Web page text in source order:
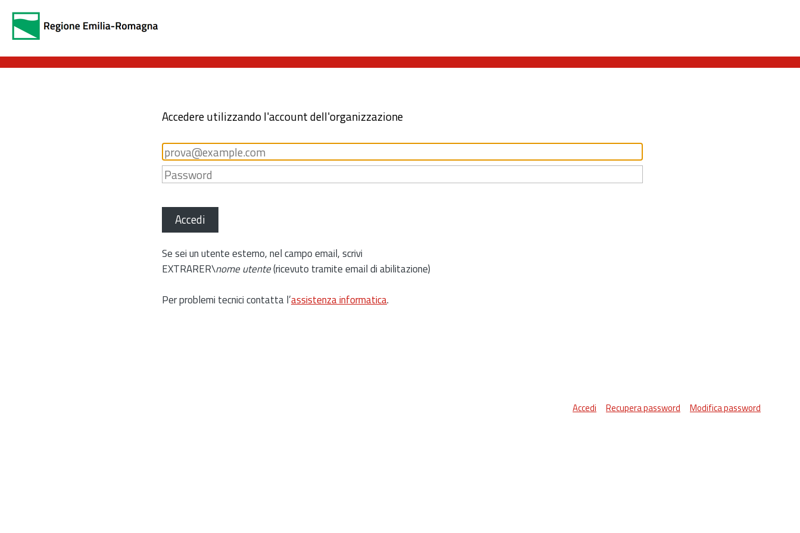
Accedere utilizzando l'account dell'organizzazione
Accedi
Se sei un utente esterno, nel campo email, scrivi
EXTRARER\nome utente(ricevuto tramite email di abilitazione)
Per problemi tecnici contatta l’assistenza informatica.
Accedi Recupera password Modifica password